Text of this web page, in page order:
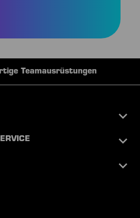
Teamausrüstungen